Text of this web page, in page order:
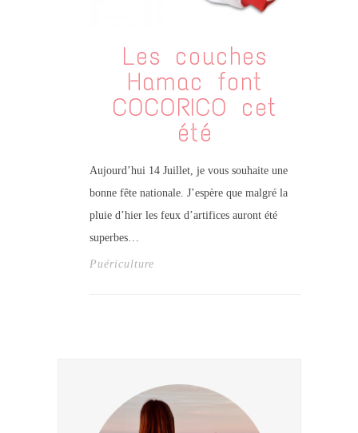
Les couches
Hamac font
COCORICO cet
été
Aujourd’hui 14 Juillet, je vous souhaite une
bonne fête nationale. J’espère que malgré la
pluie d’hier les feux d’artifices auront été
superbes…
Puériculture